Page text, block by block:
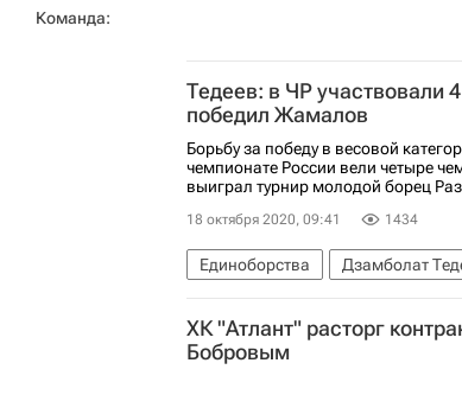
Команда:
Тедеев: в ЧР участвовали
победил Жамалов
Борьбу за победу в весовой
чемпионате России вели четыре
выиграл турнир молодой борец
18 октября 2020, 09:41 1434
Единоборства Дзамболат
ХК "Атлант" расторг
Бобровым